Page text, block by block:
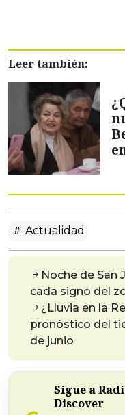
Leer también:
Actualidad
Noche de San
cada signo del
¿Lluvia en la
pronóstico del
de junio
Sigue a
Discover